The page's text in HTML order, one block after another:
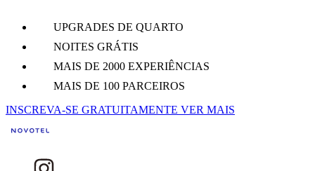
UPGRADES DE QUARTO
NOITES GRÁTIS
MAIS DE 2000 EXPERIÊNCIAS
MAIS DE 100 PARCEIROS
INSCREVA-SE GRATUITAMENTE VER MAIS